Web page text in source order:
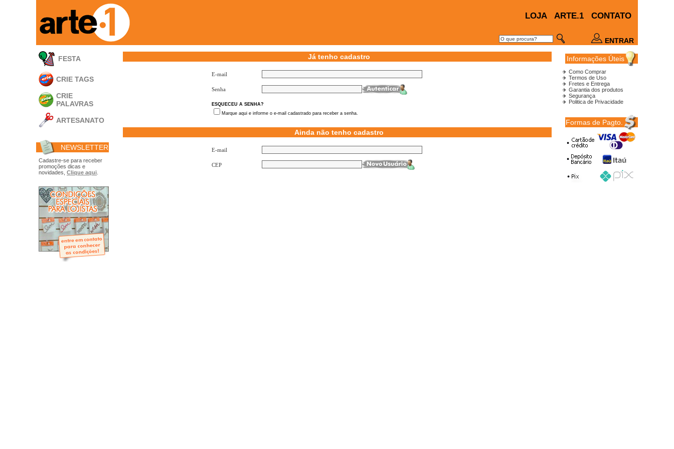
LOJA ARTE.1 CONTATO
ENTRAR
FESTA
CRIE TAGS
CRIE
PALAVRAS
ARTESANATO
Acrílico
Porta Retratos
Ferramentas
- Carimbões
- Embalagens
- Máscaras
- Espátulas
- Diversos
Álbuns
- Mini-Álbuns
- Páginas Mini
- Páginas Scrap
- Argolas
NEWSLETTER
Cadastre-se para receber
promoções dicas e
novidades, Clique aqui
Já tenho cadastro
E-mail
Senha
ESQUECEU A SENHA?
Marque aqui e informe o e-mail cadastrado para receber a senha.
Ainda não tenho cadastro
E-mail
CEP
Informações Úteis
Como Comprar
Termos de Uso
Fretes e Entrega
Garantia dos produtos
Segurança
Politica de Privacidade
Formas de Pagto.